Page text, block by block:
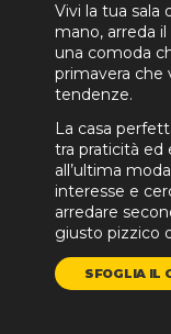
Vivi la tua sala
mano, arreda
una comoda
primavera che
tendenze.
La casa
tra praticità ed
all’ultima
interesse e
arredare
giusto pizzico
SFOGLIA IL